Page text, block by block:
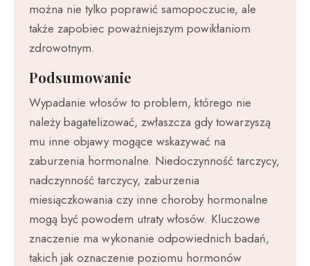
można nie tylko poprawić samopoczucie, ale
także zapobiec poważniejszym powikłaniom
zdrowotnym.
Podsumowanie
Wypadanie włosów to problem, którego nie
należy bagatelizować, zwłaszcza gdy towarzyszą
mu inne objawy mogące wskazywać na
zaburzenia hormonalne. Niedoczynność tarczycy,
nadczynność tarczycy, zaburzenia
miesiączkowania czy inne choroby hormonalne
mogą być powodem utraty włosów. Kluczowe
znaczenie ma wykonanie odpowiednich badań,
takich jak oznaczenie poziomu hormonów